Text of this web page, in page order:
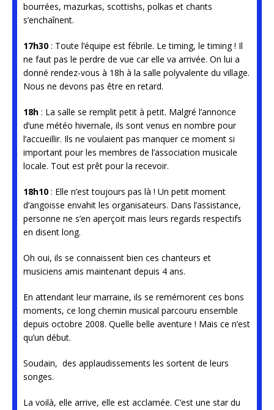
bourrées, mazurkas, scottishs, polkas et chants
s’enchaînent.
17h30 : Toute l’équipe est fébrile. Le timing, le timing ! Il
ne faut pas le perdre de vue car elle va arrivée. On lui a
donné rendez-vous à 18h à la salle polyvalente du village.
Nous ne devons pas être en retard.
18h : La salle se remplit petit à petit. Malgré l’annonce
d’une météo hivernale, ils sont venus en nombre pour
l’accueillir. Ils ne voulaient pas manquer ce moment si
important pour les membres de l’association musicale
locale. Tout est prêt pour la recevoir.
18h10 : Elle n’est toujours pas là ! Un petit moment
d’angoisse envahit les organisateurs. Dans l’assistance,
personne ne s’en aperçoit mais leurs regards respectifs
en disent long.
Oh oui, ils se connaissent bien ces chanteurs et
musiciens amis maintenant depuis 4 ans.
En attendant leur marraine, ils se remémorent ces bons
moments, ce long chemin musical parcouru ensemble
depuis octobre 2008. Quelle belle aventure ! Mais ce n’est
qu’un début.
Soudain, des applaudissements les sortent de leurs
songes.
La voilà, elle arrive, elle est acclamée. C’est une star du